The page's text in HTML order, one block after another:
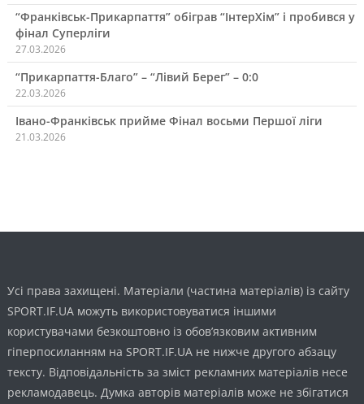
“Франківськ-Прикарпаття” обіграв “ІнтерХім” і пробився у
фінал Суперліги
27.03.2026
“Прикарпаття-Благо” – “Лівий Берег” – 0:0
22.03.2026
Івано-Франківськ прийме Фінал восьми Першої ліги
21.03.2026
Усі права захищені. Матеріали (частина матеріалів) із сайту
SPORT.IF.UA можуть використовуватися іншими
користувачами безкоштовно із обов’язковим активним
гіперпосиланням на SPORT.IF.UA не нижче другого абзацу
тексту. Відповідальність за зміст рекламних матеріалів несе
рекламодавець. Думка авторів матеріалів може не збігатися